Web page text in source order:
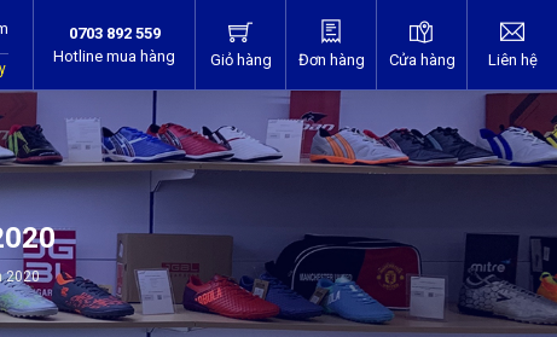
0703 892 559
Hotline mua hàng
Giỏ hàng Đơn hàng Cửa hàng Liên hệ
2020